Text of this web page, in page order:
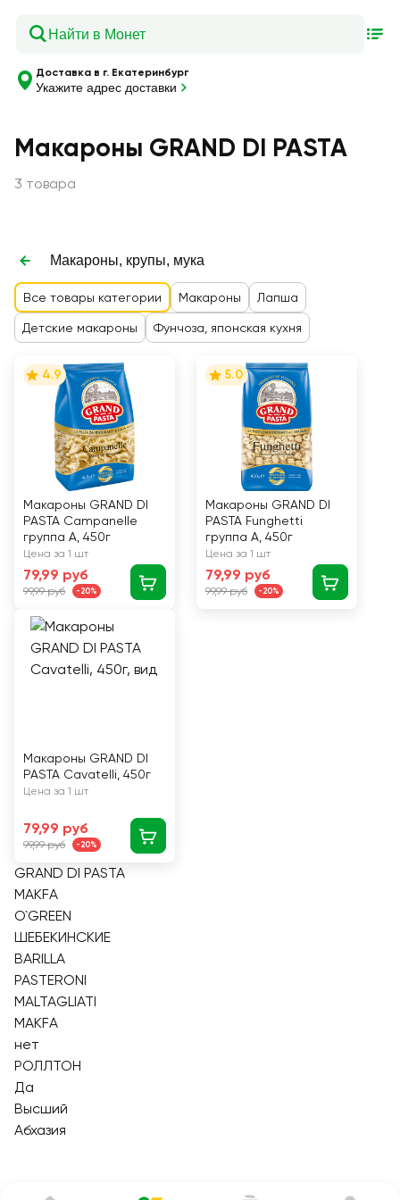
Доставка в г. Екатеринбург
Укажите адрес доставки
Макароны GRAND DI PASTA
3 товара
Макароны, крупы, мука
Все товары категории Макароны Лапша
Детские макароны Фунчоза, японская кухня
4.9
Макароны GRAND DI
PASTA Campanelle
группа А, 450г
Цена за 1 шт
79,99 руб
99,99 руб -20%
5.0
Макароны GRAND DI
PASTA Funghetti
группа А, 450г
Цена за 1 шт
79,99 руб
99,99 руб -20%
Макароны GRAND DI
PASTA Cavatelli, 450г
Цена за 1 шт
79,99 руб
99,99 руб -20%
GRAND DI PASTA
MAKFA
O`GREEN
ШЕБЕКИНСКИЕ
BARILLA
PASTERONI
MALTAGLIATI
МАКFА
нет
РОЛЛТОН
Да
Высший
Абхазия